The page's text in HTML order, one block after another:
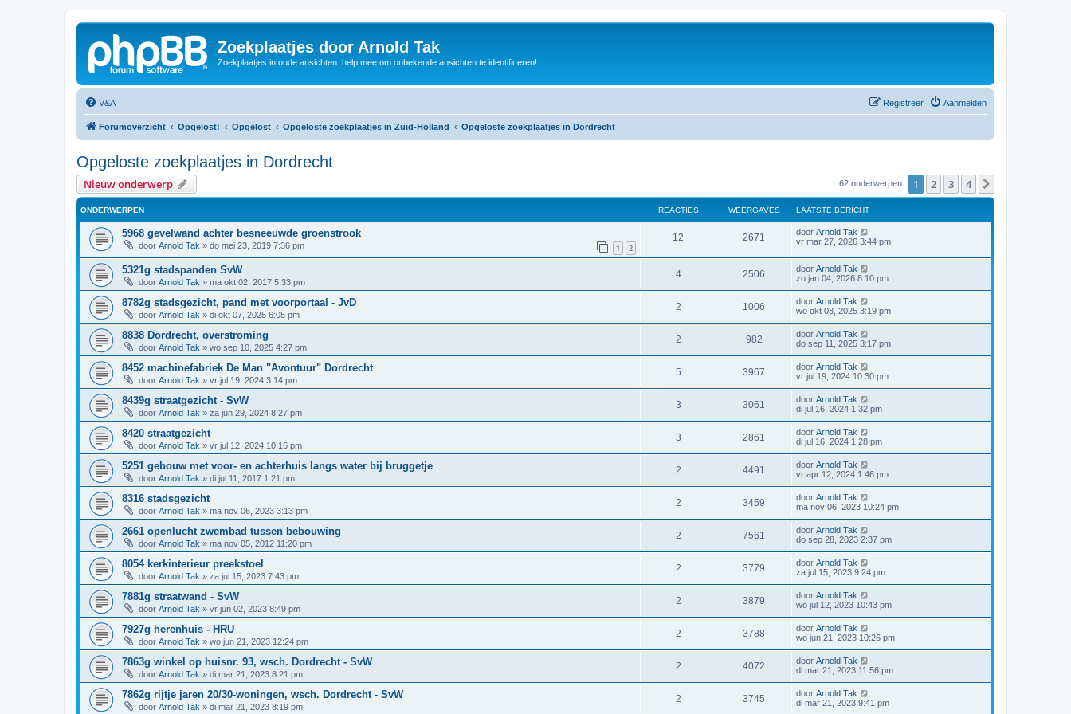
Zoekplaatjes door Arnold Tak
Zoekplaatjes in oude ansichten: help mee om onbekende ansichten te identificeren!
V&A Aanmelden
Registreer
Forumoverzicht Opgelost! Opgelost Opgeloste zoekplaatjes in Zuid-Holland Opgeloste zoekplaatjes in Dordrecht
Opgeloste zoekplaatjes in Dordrecht
Nieuw onderwerp 62 onderwerpen 1 2 3 4
ONDERWERPEN REACTIES WEERGAVES LAATSTE BERICHT
5968 gevelwand achter besneeuwde groenstrook
door Arnold Tak » do mei 23, 2019 7:36 pm 1 2
12 2671 door Arnold Tak
vr mar 27, 2026 3:44 pm
5321g stadspanden SvW
door Arnold Tak » ma okt 02, 2017 5:33 pm
4 2506 door Arnold Tak
zo jan 04, 2026 8:10 pm
8782g stadsgezicht, pand met voorportaal - JvD
door Arnold Tak » di okt 07, 2025 6:05 pm
2 1006 door Arnold Tak
wo okt 08, 2025 3:19 pm
8838 Dordrecht, overstroming
door Arnold Tak » wo sep 10, 2025 4:27 pm
2 982 door Arnold Tak
do sep 11, 2025 3:17 pm
8452 machinefabriek De Man "Avontuur" Dordrecht
door Arnold Tak » vr jul 19, 2024 3:14 pm
5 3967 door Arnold Tak
vr jul 19, 2024 10:30 pm
8439g straatgezicht - SvW
door Arnold Tak » za jun 29, 2024 8:27 pm
3 3061 door Arnold Tak
di jul 16, 2024 1:32 pm
8420 straatgezicht
door Arnold Tak » vr jul 12, 2024 10:16 pm
3 2861 door Arnold Tak
di jul 16, 2024 1:28 pm
5251 gebouw met voor- en achterhuis langs water bij bruggetje
door Arnold Tak » di jul 11, 2017 1:21 pm
2 4491 door Arnold Tak
vr apr 12, 2024 1:46 pm
8316 stadsgezicht
door Arnold Tak » ma nov 06, 2023 3:13 pm
2 3459 door Arnold Tak
ma nov 06, 2023 10:24 pm
2661 openlucht zwembad tussen bebouwing
door Arnold Tak » ma nov 05, 2012 11:20 pm
2 7561 door Arnold Tak
do sep 28, 2023 2:37 pm
8054 kerkinterieur preekstoel
door Arnold Tak » za jul 15, 2023 7:43 pm
2 3779 door Arnold Tak
za jul 15, 2023 9:24 pm
7881g straatwand - SvW
door Arnold Tak » vr jun 02, 2023 8:49 pm
2 3879 door Arnold Tak
wo jul 12, 2023 10:43 pm
7927g herenhuis - HRU
door Arnold Tak » wo jun 21, 2023 12:24 pm
2 3788 door Arnold Tak
wo jun 21, 2023 10:26 pm
7863g winkel op huisnr. 93, wsch. Dordrecht - SvW
door Arnold Tak » di mar 21, 2023 8:21 pm
2 4072 door Arnold Tak
di mar 21, 2023 11:56 pm
7862g rijtje jaren 20/30-woningen, wsch. Dordrecht - SvW
door Arnold Tak » di mar 21, 2023 8:19 pm
2 3745 door Arnold Tak
di mar 21, 2023 9:41 pm